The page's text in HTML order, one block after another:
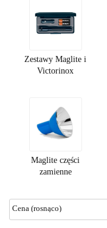
Zestawy Maglite i
Victorinox
Maglite części
zamienne